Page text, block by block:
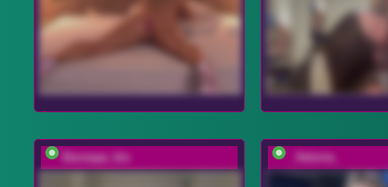
Durnaya_kis _Veloria_